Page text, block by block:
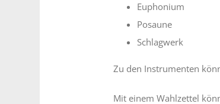
Euphonium
Posaune
Schlagwerk
Zu den Instrumenten
Mit einem Wahlzettel